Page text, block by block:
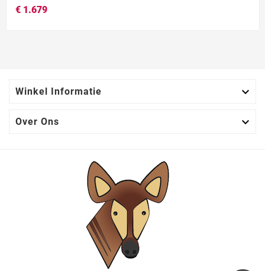
€ 1.679
Winkel Informatie 
Over Ons 